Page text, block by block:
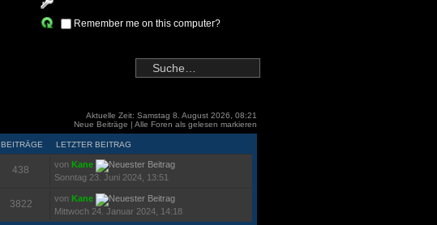
Remember me on this computer?
Aktuelle Zeit: Samstag 8. August 2026, 08:21
Neue Beiträge | Alle Foren als gelesen markieren
BEITRÄGE LETZTER BEITRAG
438 vonKane
Sonntag 23. Juni 2024, 13:51
3822 vonKane
Mittwoch 24. Januar 2024, 14:18